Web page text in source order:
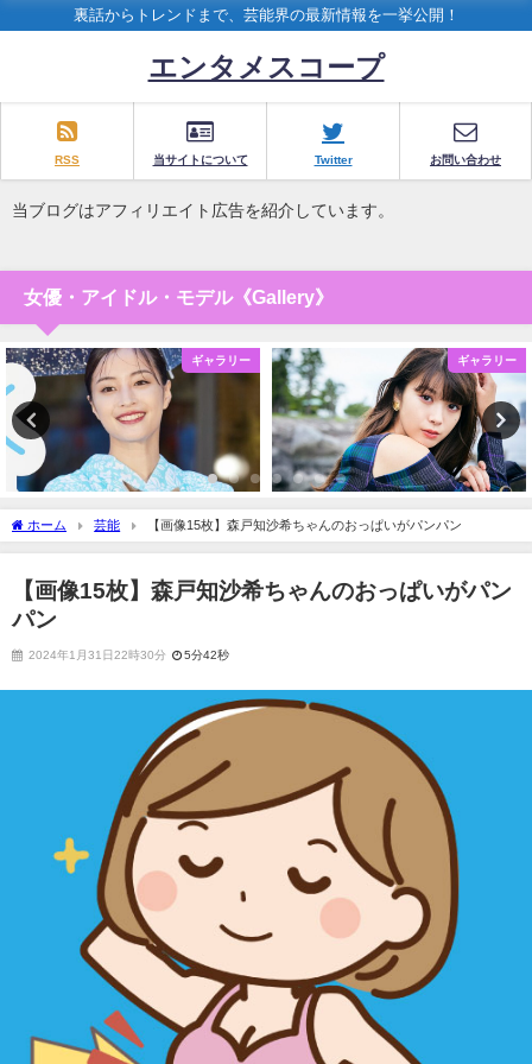
裏話からトレンドまで、芸能界の最新情報を一挙公開！
エンタメスコープ
RSS 当サイトについて Twitter お問い合わせ
当ブログはアフィリエイト広告を紹介しています。
女優・アイドル・モデル《Gallery》
ギャラリー ギャラリー
ホーム 芸能 【画像15枚】森戸知沙希ちゃんのおっぱいがパンパン
【画像15枚】森戸知沙希ちゃんのおっぱいがパン
パン
2024年1月31日22時30分 5分42秒